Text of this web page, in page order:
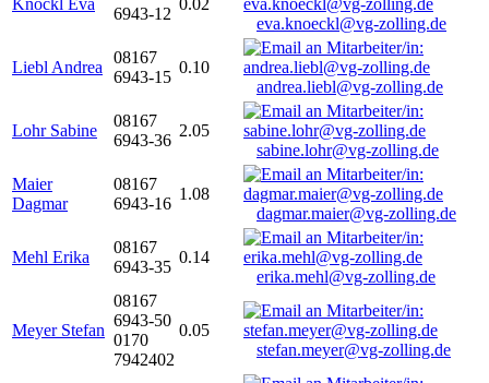
Knöckl Eva
6943-12
0.02
eva.knoeckl@vg-zolling.de
Liebl Andrea
08167
6943-15
0.10
andrea.liebl@vg-zolling.de
Lohr Sabine
08167
6943-36
2.05
sabine.lohr@vg-zolling.de
Maier
Dagmar
08167
6943-16
1.08
dagmar.maier@vg-zolling.de
Mehl Erika
08167
6943-35
0.14
erika.mehl@vg-zolling.de
Meyer Stefan
08167
6943-50
0170
7942402
0.05
stefan.meyer@vg-zolling.de